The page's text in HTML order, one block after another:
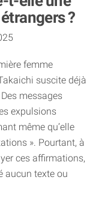
?
femme
suscite déjà
messages
expulsions
même qu’elle
». Pourtant, à
ces affirmations,
aucun texte ou